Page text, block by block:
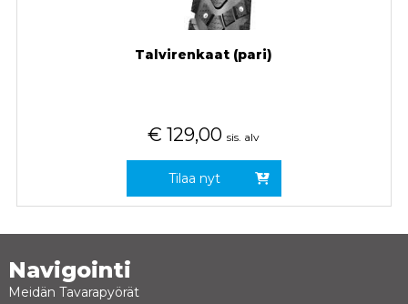
Talvirenkaat (pari)
€ 129,00 sis. alv
Tilaa nyt
Navigointi
Meidän Tavarapyörät